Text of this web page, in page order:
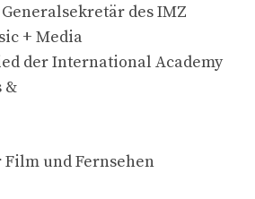
des IMZ
+ Media
der International Academy
&
und Fernsehen